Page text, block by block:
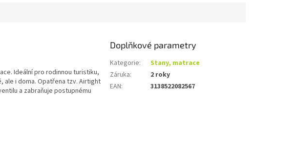
Ideální pro rodinnou turistiku,
ale i doma. Opatřena tzv. Airtight
a zabraňuje postupnému
Doplňkové parametry
Kategorie:
Stany, matrace
Záruka:
2 roky
EAN: 3138522082567